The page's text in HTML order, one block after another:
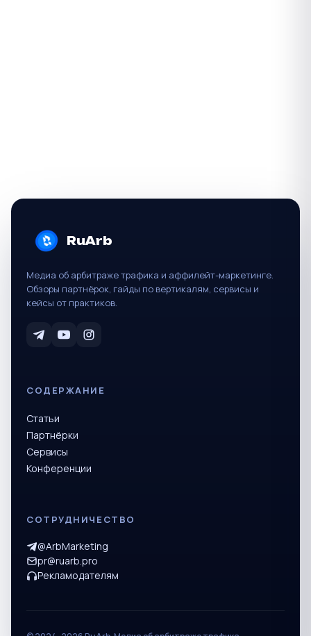
RuArb
Медиа об арбитраже трафика и аффилейт-маркетинге.
Обзоры партнёрок, гайды по вертикалям, сервисы и
кейсы от практиков.
СОДЕРЖАНИЕ
Статьи
Партнёрки
Сервисы
Конференции
СОТРУДНИЧЕСТВО
@ArbMarketing
pr@ruarb.pro
Рекламодателям